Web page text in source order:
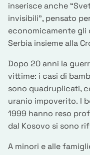
inserisce anche
invisibili”, pensato
economicamente
Serbia insieme alla
Dopo 20 anni la
vittime: i casi di
sono quadruplicati,
uranio impoverito. I
1999 hanno reso
dal Kosovo si sono
A minori e alle